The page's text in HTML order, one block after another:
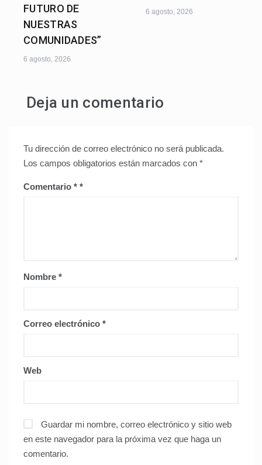
FUTURO DE
NUESTRAS
COMUNIDADES”
6 agosto, 2026
6 agosto, 2026
Deja un comentario
Tu dirección de correo electrónico no será publicada.
Los campos obligatorios están marcados con *
Comentario *
Nombre *
Correo electrónico *
Web
Guardar mi nombre, correo electrónico y sitio web
en este navegador para la próxima vez que haga un
comentario.